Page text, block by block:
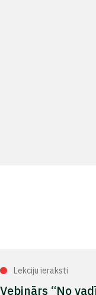
Lekciju ieraksti
Vebinārs “No